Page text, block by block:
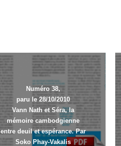
Numéro 38,
paru le 28/10/2010
Vann Nath et Séra, la
mémoire cambodgienne
entre deuil et espérance. Par
Soko Phay-Vakalis